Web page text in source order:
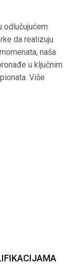
odlučujućem
da realizuju
naša
u ključnim
Više